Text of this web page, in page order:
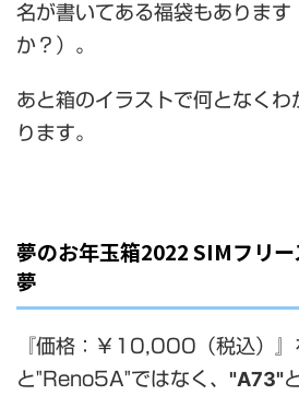
名が書いてある福袋もあります
か？）。
あと箱のイラストで何となくわ
ります。
夢のお年玉箱2022 SIMフリ
夢
『価格：￥10,000（税込）』
と"Reno5A"ではなく、 "A73"